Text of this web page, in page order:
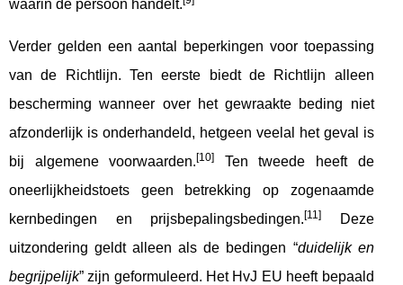
waarin de persoon handelt.
Verder gelden een aantal beperkingen voor toepassing
van de Richtlijn. Ten eerste biedt de Richtlijn alleen
bescherming wanneer over het gewraakte beding niet
afzonderlijk is onderhandeld, hetgeen veelal het geval is
bij algemene voorwaarden.[10]
Ten tweede heeft de
oneerlijkheidstoets geen betrekking op zogenaamde
kernbedingen en prijsbepalingsbedingen.[11]
Deze
uitzondering geldt alleen als de bedingen “duidelijk en
begrijpelijk” zijn geformuleerd. Het HvJ EU heeft bepaald